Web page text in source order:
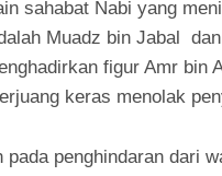
sahabat Nabi yang
Muadz bin Jabal
figur Amr bin
keras menolak
penghindaran dari